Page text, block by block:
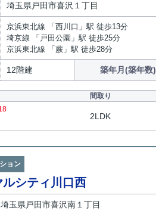
埼玉県戸田市喜沢１丁目
京浜東北線 「西川口」駅 徒歩13分
埼京線 「戸田公園」駅 徒歩25分
京浜東北線 「蕨」駅 徒歩28分
12階建 築年月(築年数)
間取り
2LDK
ョン
ルシティ川口西
埼玉県戸田市喜沢南１丁目